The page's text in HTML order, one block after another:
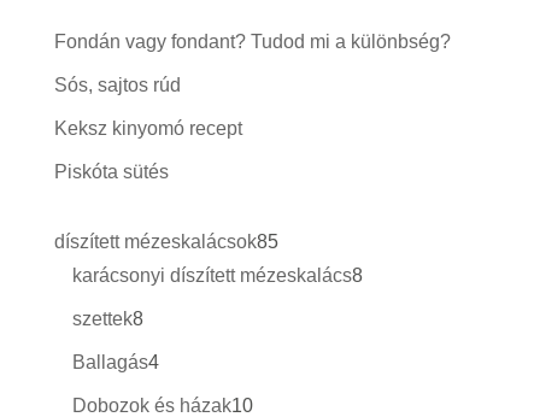
Fondán vagy fondant? Tudod mi a különbség?
Sós, sajtos rúd
Keksz kinyomó recept
Piskóta sütés
díszített mézeskalácsok8585
termék
karácsonyi díszített mézeskalács88
szettek88
termék
Ballagás44
termék
Dobozok és házak1010